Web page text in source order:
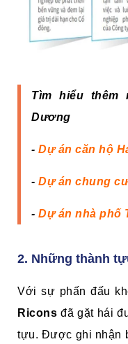
Tìm hiểu thêm
Dương
- Dự án căn hộ
- Dự án chung
- Dự án nhà phố
2. Những thành
Với sự phấn đấu
Ricons đã gặt hái
tựu. Được ghi nhận